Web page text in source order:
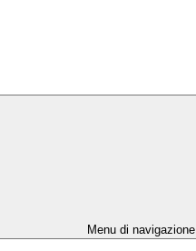
Menu di navigazione